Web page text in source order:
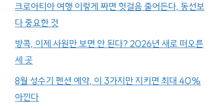
크로아티아 여행 이렇게 짜면 헛걸음 줄어든다, 동선보
다 중요한 것
방콕, 이제 사원만 보면 안 된다? 2026년 새로 떠오른
세 곳
8월 성수기 펜션 예약, 이 3가지만 지키면 최대 40%
아낀다